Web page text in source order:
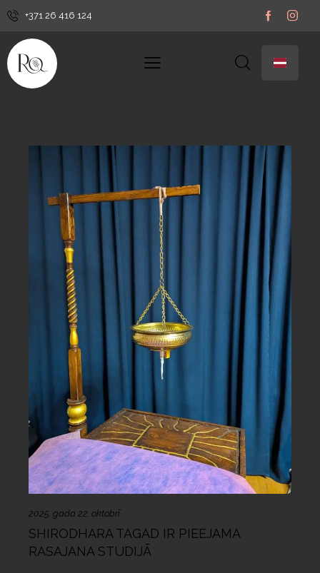
+371 26 416 124
2025. gada 22. oktobrī
SHIRODHARA TAGAD IR PIEEJAMA
RASAJANA STUDIJĀ